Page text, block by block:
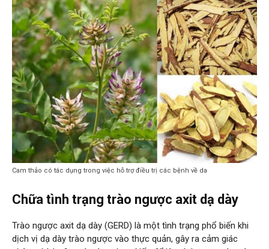
Cam thảo có tác dụng trong việc hỗ trợ điều trị các bệnh về da
Chữa tình trạng trào ngược axit dạ dày
Trào ngược axit dạ dày (GERD) là một tình trạng phổ biến khi
dịch vị dạ dày trào ngược vào thực quản, gây ra cảm giác